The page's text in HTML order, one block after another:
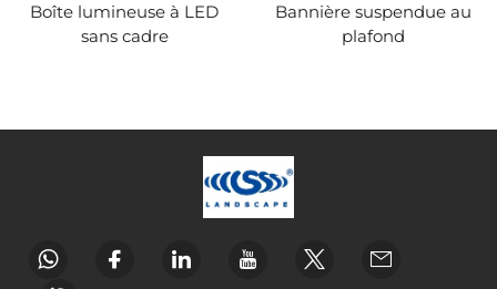
Boîte lumineuse à LED
sans cadre
Bannière suspendue au
plafond